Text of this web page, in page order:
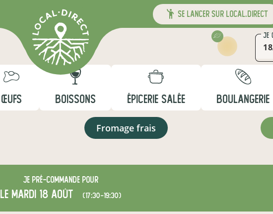
se lancer sur local.direct
JE
ŒUFS BOISSONS ÉPICERIE SALÉE BOULANGERIE
fromage frais
Je pré-commandepour
le mardi 18 août (17:30-19:30)